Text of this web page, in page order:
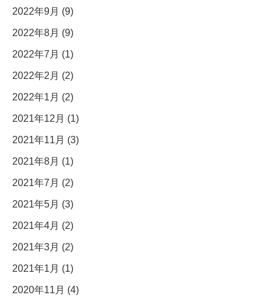
2022年9月 (9)
2022年8月 (9)
2022年7月 (1)
2022年2月 (2)
2022年1月 (2)
2021年12月 (1)
2021年11月 (3)
2021年8月 (1)
2021年7月 (2)
2021年5月 (3)
2021年4月 (2)
2021年3月 (2)
2021年1月 (1)
2020年11月 (4)